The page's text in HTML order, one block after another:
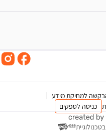
בקשה למחיקת מידע
כניסה לספקים